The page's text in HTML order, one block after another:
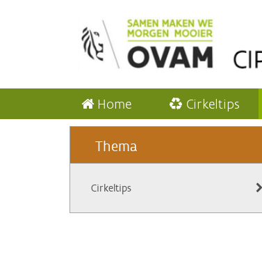
Home Cirkeltips
Thema
Cirkeltips